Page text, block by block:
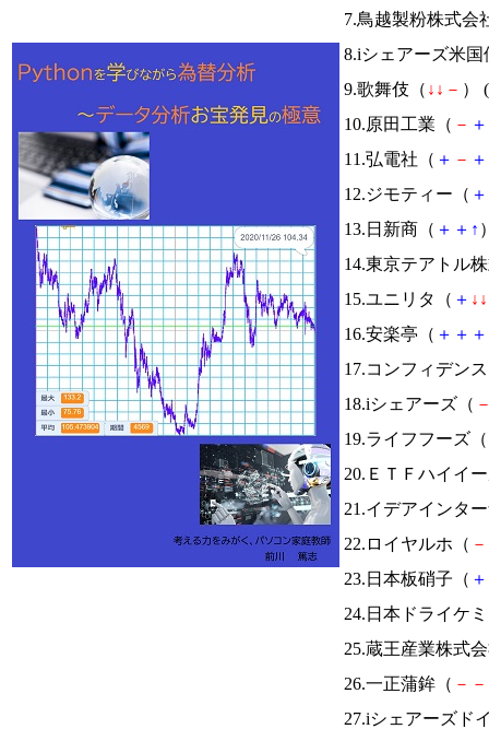
7.鳥越製粉株式会
8.iシェアーズ米国
9.歌舞伎（ ↓ ↓ － ） (
10.原田工業（ － ＋
11.弘電社（ ＋ － ＋
12.ジモティー（ ＋
13.日新商（ ＋ ＋ ↑
14.東京テアトル
15.ユニリタ（ ＋ ↓ ↓
16.安楽亭（ ＋ ＋ ＋
17.コンフィデン
18.iシェアーズ（
19.ライフフーズ（
20.ＥＴＦハイイ
21.イデアインタ
22.ロイヤルホ（ －
23.日本板硝子（ ＋
24.日本ドライケ
25.蔵王産業株式
26.一正蒲鉾（ － －
27.iシェアーズド